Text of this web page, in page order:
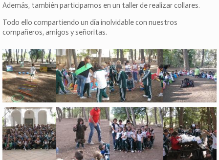
Además, también participamos en un taller de realizar collares.
Todo ello compartiendo un día inolvidable con nuestros
compañeros, amigos y señoritas.